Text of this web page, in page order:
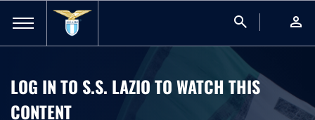
search person
LOG IN TO S.S. LAZIO TO WATCHTHIS
CONTENT